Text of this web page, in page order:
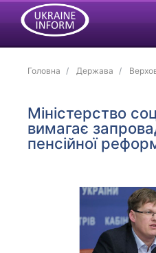
Головна Держава
Міністерство
вимагає
пенсійної